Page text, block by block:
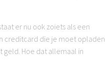
er nu ook zoiets als een
creditcard die je moet opladen
Hoe dat allemaal in